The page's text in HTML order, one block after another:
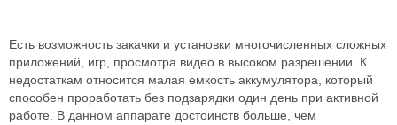
Есть возможность закачки и установки многочисленных сложных
приложений, игр, просмотра видео в высоком разрешении. К
недостаткам относится малая емкость аккумулятора, который
способен проработать без подзарядки один день при активной
работе. В данном аппарате достоинств больше, чем